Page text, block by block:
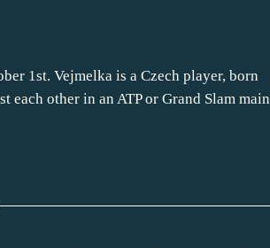
1st. Vejmelka is a Czech player, born
each other in an ATP or Grand Slam main